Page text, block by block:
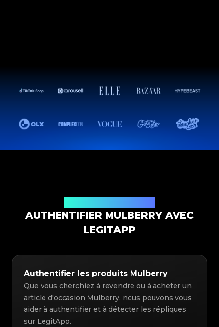
AUTHENTIFIER MULBERRY AVEC
LEGITAPP
Authentifier les produits Mulberry
Que vous cherchiez à revendre ou à acheter un
article d'occasion Mulberry, nous pouvons vous
aider à authentifier et à détecter les répliques
sur LegitApp.